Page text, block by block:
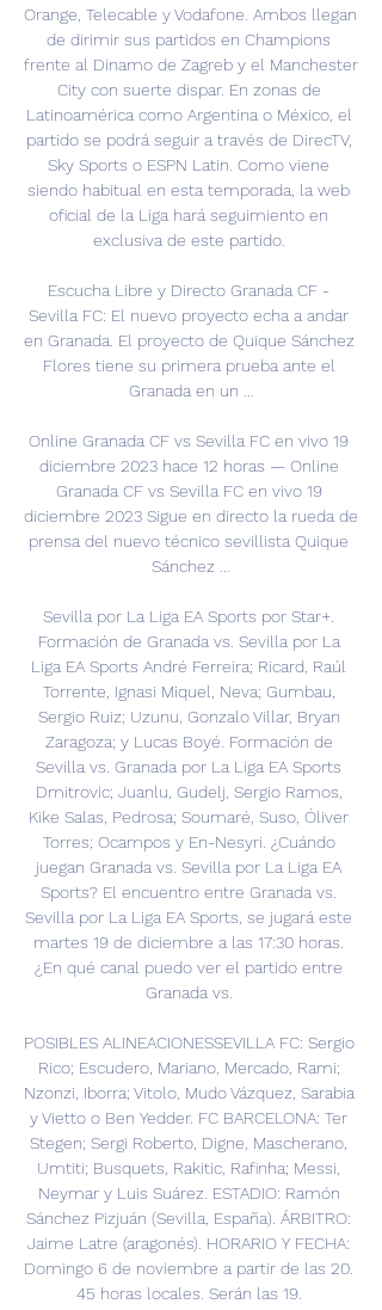
Orange, Telecable y Vodafone. Ambos llegan
de dirimir sus partidos en Champions
frente al Dinamo de Zagreb y el Manchester
City con suerte dispar. En zonas de
Latinoamérica como Argentina o México, el
partido se podrá seguir a través de DirecTV,
Sky Sports o ESPN Latin. Como viene
siendo habitual en esta temporada, la web
oficial de la Liga hará seguimiento en
exclusiva de este partido.
Escucha Libre y Directo Granada CF -
Sevilla FC: El nuevo proyecto echa a andar
en Granada. El proyecto de Quique Sánchez
Flores tiene su primera prueba ante el
Granada en un ...
Online Granada CF vs Sevilla FC en vivo 19
diciembre 2023 hace 12 horas — Online
Granada CF vs Sevilla FC en vivo 19
diciembre 2023 Sigue en directo la rueda de
prensa del nuevo técnico sevillista Quique
Sánchez ...
Sevilla por La Liga EA Sports por Star+.
Formación de Granada vs. Sevilla por La
Liga EA Sports André Ferreira; Ricard, Raúl
Torrente, Ignasi Miquel, Neva; Gumbau,
Sergio Ruiz; Uzunu, Gonzalo Villar, Bryan
Zaragoza; y Lucas Boyé. Formación de
Sevilla vs. Granada por La Liga EA Sports
Dmitrovic; Juanlu, Gudelj, Sergio Ramos,
Kike Salas, Pedrosa; Soumaré, Suso, Óliver
Torres; Ocampos y En-Nesyri. ¿Cuándo
juegan Granada vs. Sevilla por La Liga EA
Sports? El encuentro entre Granada vs.
Sevilla por La Liga EA Sports, se jugará este
martes 19 de diciembre a las 17:30 horas.
¿En qué canal puedo ver el partido entre
Granada vs.
POSIBLES ALINEACIONESSEVILLA FC: Sergio
Rico; Escudero, Mariano, Mercado, Rami;
Nzonzi, Iborra; Vitolo, Mudo Vázquez, Sarabia
y Vietto o Ben Yedder. FC BARCELONA: Ter
Stegen; Sergi Roberto, Digne, Mascherano,
Umtiti; Busquets, Rakitic, Rafinha; Messi,
Neymar y Luis Suárez. ESTADIO: Ramón
Sánchez Pizjuán (Sevilla, España). ÁRBITRO:
Jaime Latre (aragonés). HORARIO Y FECHA:
Domingo 6 de noviembre a partir de las 20.
45 horas locales. Serán las 19.